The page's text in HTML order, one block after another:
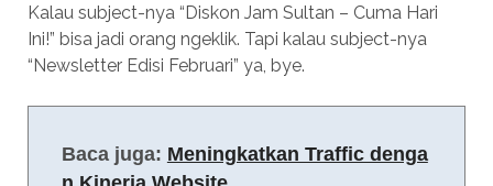
Kalau subject-nya “Diskon Jam Sultan – Cuma Hari
Ini!” bisa jadi orang ngeklik. Tapi kalau subject-nya
“Newsletter Edisi Februari” ya, bye.
Baca juga: Meningkatkan Traffic denga